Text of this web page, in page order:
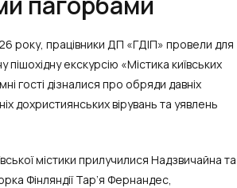
року, працівники ДП «ГДІП» провели для
пішохідну екскурсію «Містика київських
гості дізналися про обряди давніх
дохристиянських вірувань та уявлень
містики прилучилися Надзвичайна та
Фінляндії Тар’я Фернандес,